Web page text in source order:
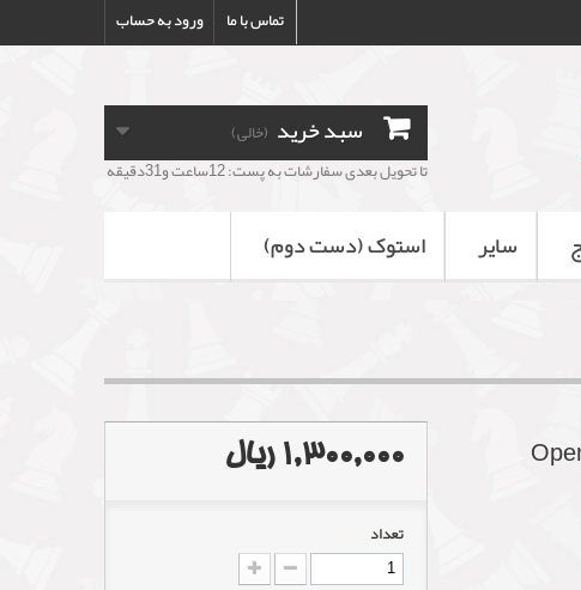
ورود به حساب تماس با ما
سبد خرید (خالی)
تا تحویل بعدی سفارشات به پست: 12ساعت و31دقیقه
سایر استوک (دست دوم)
1,300,000 ریال
تعداد